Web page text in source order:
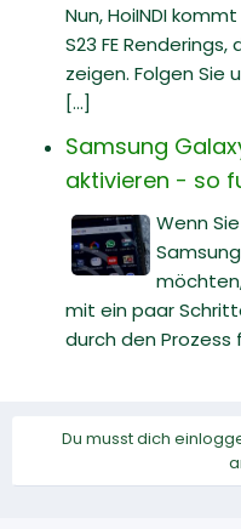
Nun, HoiINDI
S23 FE
zeigen. Folgen Sie
[...]
Samsung
aktivieren - so
Wenn
mit ein paar
durch den Prozess
Du musst dich